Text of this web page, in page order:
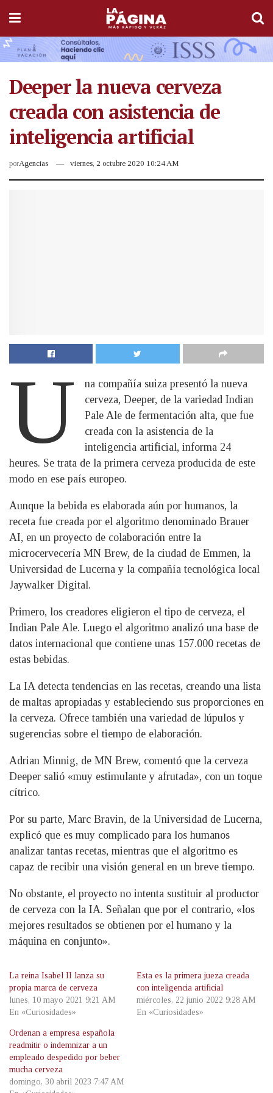
Deeper la nueva cerveza
creada con asistencia de
inteligencia artificial
porAgencias viernes, 2 octubre 2020 10:24 AM
U
na compañía suiza presentó la nueva
cerveza, Deeper, de la variedad Indian
Pale Ale de fermentación alta, que fue
creada con la asistencia de la
inteligencia artificial, informa 24
heures. Se trata de la primera cerveza producida de este
modo en ese país europeo.
Aunque la bebida es elaborada aún por humanos, la
receta fue creada por el algoritmo denominado Brauer
AI, en un proyecto de colaboración entre la
microcervecería MN Brew, de la ciudad de Emmen, la
Universidad de Lucerna y la compañía tecnológica local
Jaywalker Digital.
Primero, los creadores eligieron el tipo de cerveza, el
Indian Pale Ale. Luego el algoritmo analizó una base de
datos internacional que contiene unas 157.000 recetas de
estas bebidas.
La IA detecta tendencias en las recetas, creando una lista
de maltas apropiadas y estableciendo sus proporciones en
la cerveza. Ofrece también una variedad de lúpulos y
sugerencias sobre el tiempo de elaboración.
Adrian Minnig, de MN Brew, comentó que la cerveza
Deeper salió «muy estimulante y afrutada», con un toque
cítrico.
Por su parte, Marc Bravin, de la Universidad de Lucerna,
explicó que es muy complicado para los humanos
analizar tantas recetas, mientras que el algoritmo es
capaz de recibir una visión general en un breve tiempo.
No obstante, el proyecto no intenta sustituir al productor
de cerveza con la IA. Señalan que por el contrario, «los
mejores resultados se obtienen por el humano y la
máquina en conjunto».
La reina Isabel II lanza su
propia marca de cerveza
lunes, 10 mayo 2021 9:21 AM
En «Curiosidades»
Esta es la primera jueza creada
con inteligencia artificial
miércoles, 22 junio 2022 9:28 AM
En «Curiosidades»
Ordenan a empresa española
readmitir o indemnizar a un
empleado despedido por beber
mucha cerveza
domingo, 30 abril 2023 7:47 AM